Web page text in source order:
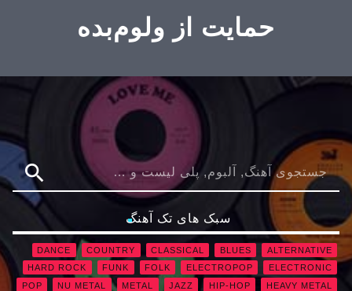
حمایت از ولوم‌بده
search
سبک های تک آهنگ
ALTERNATIVE
BLUES
CLASSICAL
COUNTRY
DANCE
ELECTRONIC
ELECTROPOP
FOLK
FUNK
HARD ROCK
HEAVY METAL
HIP-HOP
JAZZ
METAL
NU METAL
POP